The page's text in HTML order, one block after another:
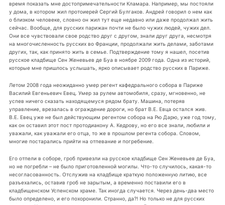
время показать мне достопримечательности Кламара. Например, мы постояли
у дома, в котором жил протоиерей Сергий Булгаков. Андрей говорил о нем как
о близком человеке, словно он жил тут еще недавно или даже продолжал жить
сейчас. Вообще, для русских парижан почти не было чужих людей, чужих дел.
Они все чувствовали свое родство друг с другом, знали друг друга, несмотря
на многочисленность русских во Франции, продолжали жить делами, заботами
других, так, как принято жить в семье. Подтверждение тому я нашел, посетив
русское кладбище Сен Женевьев де Буа в ноябре 2009 года. Одна из историй,
которые мне пришлось услышать, ярко описывает родство русских в Париже.
Летом 2008 года неожиданно умер регент кафедрального собора в Париже
Василий Евгеньевич Евец. Умер за рулем автомобиля, сразу, мгновенно, не
успев ничего сказать находящемуся рядом брату. Машина, потеряв
управление, врезалась в ограждение дороги, но брат В.Е. Евца остался жив.
В.Е. Евец уже не был действующим регентом собора на Рю Дарю, уже год тому,
как он оставил этот пост протодиакону А. Кедрову, но его все знали, любили и
уважали, как уважали его отца, то же в прошлом регента собора. Словом,
многие постарались прийти на отпевание и погребение.
Его отпели в соборе, гроб привезли на русское кладбище Сен Женевьев де Буа,
но не погребли – не было приготовленной могилы. Что-то случилось, какая-то
несогласованность. Отслужив на кладбище краткую положенную литию, все
разъехались, оставив гроб не зарытым, а временно поставили его в
кладбищенском Успенском храме. Так иногда случается. Через день-два место
было определено, и его похоронили. Странно, да?! Но только не для русских